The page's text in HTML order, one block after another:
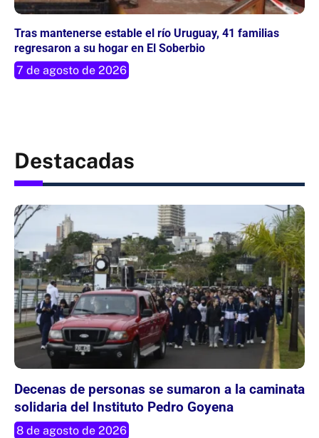
Tras mantenerse estable el río Uruguay, 41 familias
regresaron a su hogar en El Soberbio
7 de agosto de 2026
Destacadas
Decenas de personas se sumaron a la caminata
solidaria del Instituto Pedro Goyena
8 de agosto de 2026